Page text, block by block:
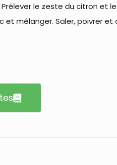
le zeste du citron et
et mélanger. Saler, poivrer